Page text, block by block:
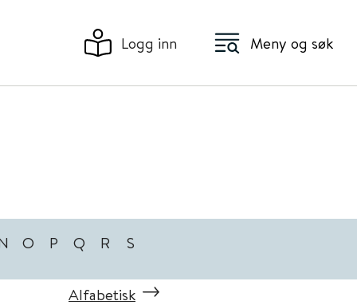
Logg inn Meny og søk
O P Q R S
Alfabetisk